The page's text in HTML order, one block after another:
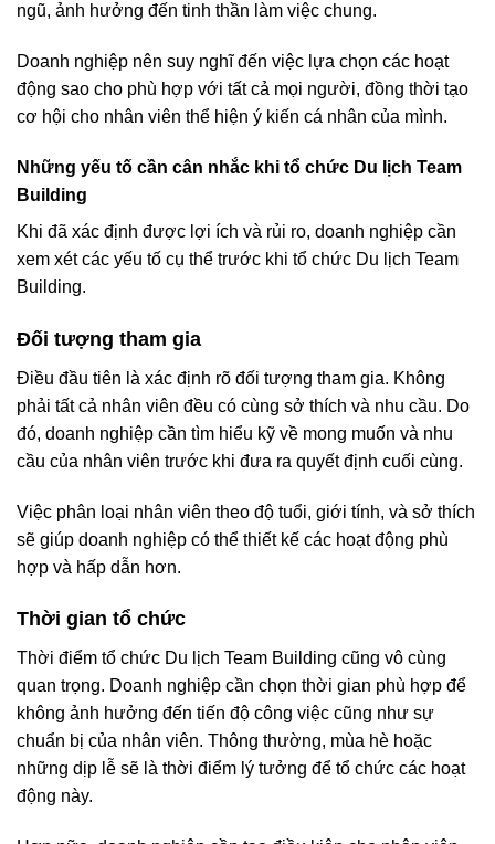
ngũ, ảnh hưởng đến tinh thần làm việc chung.
Doanh nghiệp nên suy nghĩ đến việc lựa chọn các hoạt
động sao cho phù hợp với tất cả mọi người, đồng thời tạo
cơ hội cho nhân viên thể hiện ý kiến cá nhân của mình.
Những yếu tố cần cân nhắc khi tổ chức Du lịch Team
Building
Khi đã xác định được lợi ích và rủi ro, doanh nghiệp cần
xem xét các yếu tố cụ thể trước khi tổ chức Du lịch Team
Building.
Đối tượng tham gia
Điều đầu tiên là xác định rõ đối tượng tham gia. Không
phải tất cả nhân viên đều có cùng sở thích và nhu cầu. Do
đó, doanh nghiệp cần tìm hiểu kỹ về mong muốn và nhu
cầu của nhân viên trước khi đưa ra quyết định cuối cùng.
Việc phân loại nhân viên theo độ tuổi, giới tính, và sở thích
sẽ giúp doanh nghiệp có thể thiết kế các hoạt động phù
hợp và hấp dẫn hơn.
Thời gian tổ chức
Thời điểm tổ chức Du lịch Team Building cũng vô cùng
quan trọng. Doanh nghiệp cần chọn thời gian phù hợp để
không ảnh hưởng đến tiến độ công việc cũng như sự
chuẩn bị của nhân viên. Thông thường, mùa hè hoặc
những dịp lễ sẽ là thời điểm lý tưởng để tổ chức các hoạt
động này.